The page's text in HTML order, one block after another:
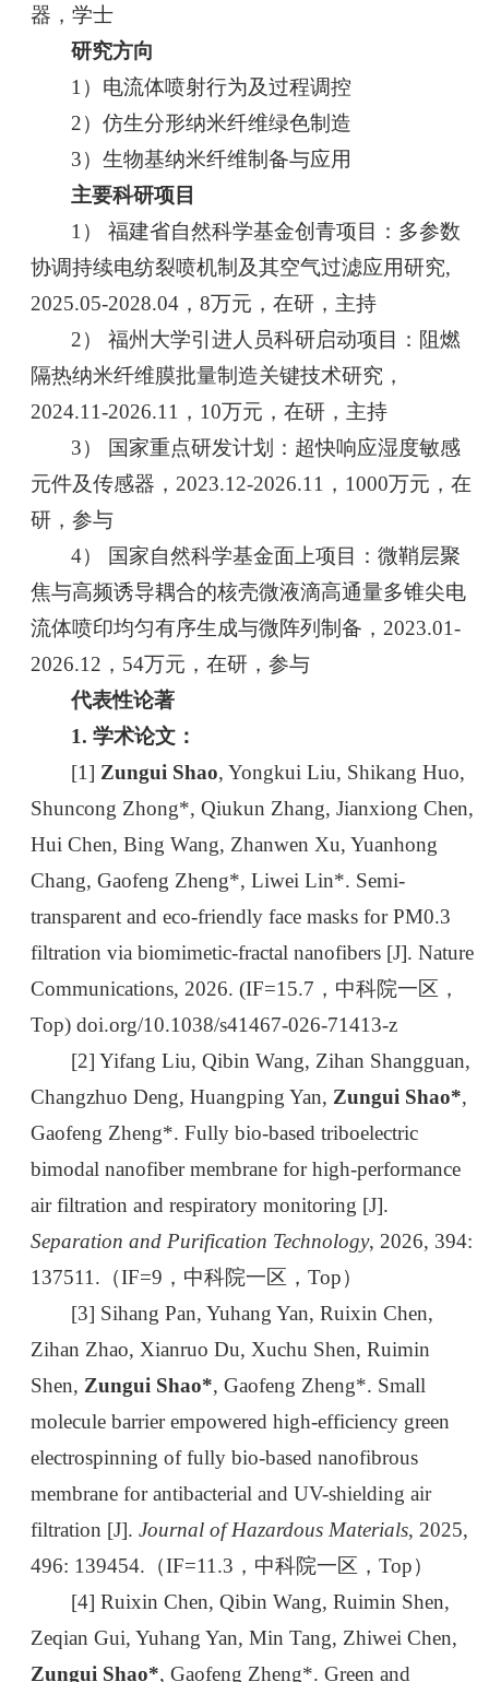
器，学士
研究方向
1）电流体喷射行为及过程调控
2）仿生分形纳米纤维绿色制造
3）生物基纳米纤维制备与应用
主要科研项目
1） 福建省自然科学基金创青项目：多参数
协调持续电纺裂喷机制及其空气过滤应用研究,
2025.05-2028.04，8万元，在研，主持
2） 福州大学引进人员科研启动项目：阻燃
隔热纳米纤维膜批量制造关键技术研究，
2024.11-2026.11，10万元，在研，主持
3） 国家重点研发计划：超快响应湿度敏感
元件及传感器，2023.12-2026.11，1000万元，在
研，参与
4） 国家自然科学基金面上项目：微鞘层聚
焦与高频诱导耦合的核壳微液滴高通量多锥尖电
流体喷印均匀有序生成与微阵列制备，2023.01-
2026.12，54万元，在研，参与
代表性论著
1. 学术论文：
[1] Zungui Shao, Yongkui Liu, Shikang Huo,
Shuncong Zhong*, Qiukun Zhang, Jianxiong Chen,
Hui Chen, Bing Wang, Zhanwen Xu, Yuanhong
Chang, Gaofeng Zheng*, Liwei Lin*. Semi-
transparent and eco-friendly face masks for PM0.3
filtration via biomimetic-fractal nanofibers [J]. Nature
Communications, 2026. (IF=15.7，中科院一区，
Top) doi.org/10.1038/s41467-026-71413-z
[2] Yifang Liu, Qibin Wang, Zihan Shangguan,
Changzhuo Deng, Huangping Yan, Zungui Shao*,
Gaofeng Zheng*. Fully bio-based triboelectric
bimodal nanofiber membrane for high-performance
air filtration and respiratory monitoring [J].
Separation and Purification Technology, 2026, 394:
137511.（IF=9，中科院一区，Top）
[3] Sihang Pan, Yuhang Yan, Ruixin Chen,
Zihan Zhao, Xianruo Du, Xuchu Shen, Ruimin
Shen, Zungui Shao*, Gaofeng Zheng*. Small
molecule barrier empowered high-efficiency green
electrospinning of fully bio-based nanofibrous
membrane for antibacterial and UV-shielding air
filtration [J]. Journal of Hazardous Materials, 2025,
496: 139454.（IF=11.3，中科院一区，Top）
[4] Ruixin Chen, Qibin Wang, Ruimin Shen,
Zeqian Gui, Yuhang Yan, Min Tang, Zhiwei Chen,
Zungui Shao*, Gaofeng Zheng*. Green and